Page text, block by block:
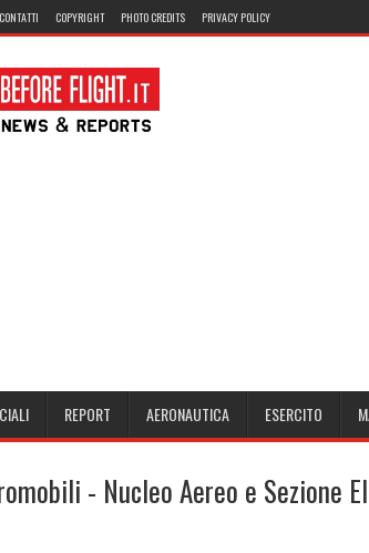
CONTATTI COPYRIGHT PHOTO CREDITS PRIVACY POLICY
REPORT AERONAUTICA ESERCITO
- Nucleo Aereo e Sezione